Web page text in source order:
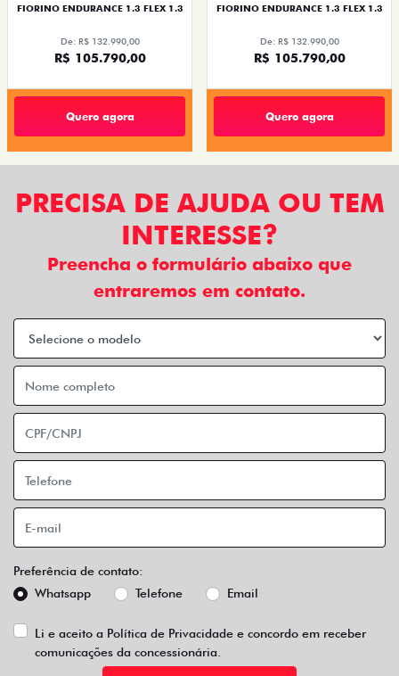
FIORINO ENDURANCE 1.3 FLEX 1.3
De: R$ 132.990,00
R$ 105.790,00
Quero agora
FIORINO ENDURANCE 1.3 FLEX 1.3
De: R$ 132.990,00
R$ 105.790,00
Quero agora
PRECISA DE AJUDA OU TEM
INTERESSE?
Preencha o formulário abaixo que
entraremos em contato.
Preferência de contato:
Whatsapp
Telefone Email
Li e aceito a Política de Privacidade e concordo em receber
comunicações da concessionária.